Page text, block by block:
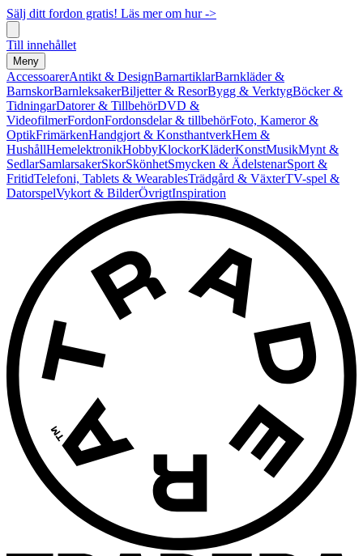
Sälj ditt fordon gratis! Läs mer om hur ->
Till innehållet
Meny
AccessoarerAntikt & DesignBarnartiklarBarnkläder &
BarnskorBarnleksakerBiljetter & ResorBygg & VerktygBöcker &
TidningarDatorer & TillbehörDVD &
VideofilmerFordonFordonsdelar & tillbehörFoto, Kameror &
OptikFrimärkenHandgjort & KonsthantverkHem &
HushållHemelektronikHobbyKlockorKläderKonstMusikMynt &
SedlarSamlarsakerSkorSkönhetSmycken & ÄdelstenarSport &
FritidTelefoni, Tablets & WearablesTrädgård & VäxterTV-spel &
DatorspelVykort & BilderÖvrigtInspiration